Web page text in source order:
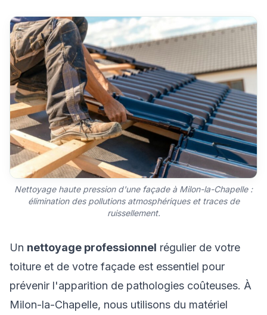
Nettoyage haute pression d'une façade à Milon-la-Chapelle :
élimination des pollutions atmosphériques et traces de
ruissellement.
Un nettoyage professionnel régulier de votre
toiture et de votre façade est essentiel pour
prévenir l'apparition de pathologies coûteuses. À
Milon-la-Chapelle, nous utilisons du matériel